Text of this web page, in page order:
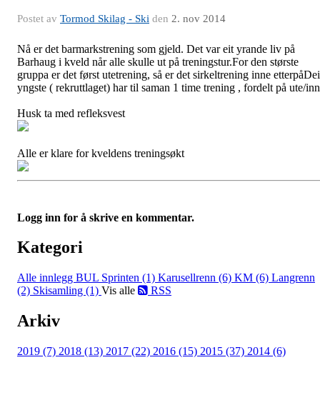
Postet av Tormod Skilag - Ski den 2. nov 2014
Nå er det barmarkstrening som gjeld. Det var eit yrande liv på
Barhaug i kveld når alle skulle ut på treningstur.For den største
gruppa er det først utetrening, så er det sirkeltrening inne etterpåDei
yngste ( rekruttlaget) har til saman 1 time trening , fordelt på ute/
Husk ta med refleksvest
Alle er klare for kveldens treningsøkt
Logg inn for å skrive en kommentar.
Kategori
Alle innlegg BUL Sprinten (1) Karusellrenn (6) KM (6) Langrenn
(2) Skisamling (1) Vis alle RSS
Arkiv
2019 (7) 2018 (13) 2017 (22) 2016 (15) 2015 (37) 2014 (6)